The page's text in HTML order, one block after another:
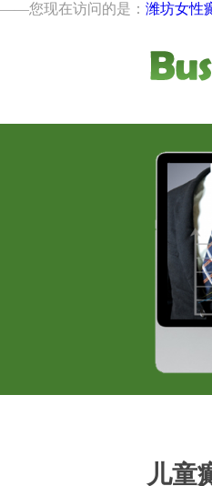
——您现在访问的是： 潍坊女性
儿童